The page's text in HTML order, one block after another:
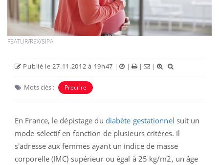
FEATUR/REX/SIPA
Publié le 27.11.2012 à 19h47 | | | |
Mots clés : Precrire
En France, le dépistage du diabète gestationnel suit un
mode sélectif en fonction de plusieurs critères. Il
s'adresse aux femmes ayant un indice de masse
corporelle (IMC) supérieur ou égal à 25 kg/m2, un âge